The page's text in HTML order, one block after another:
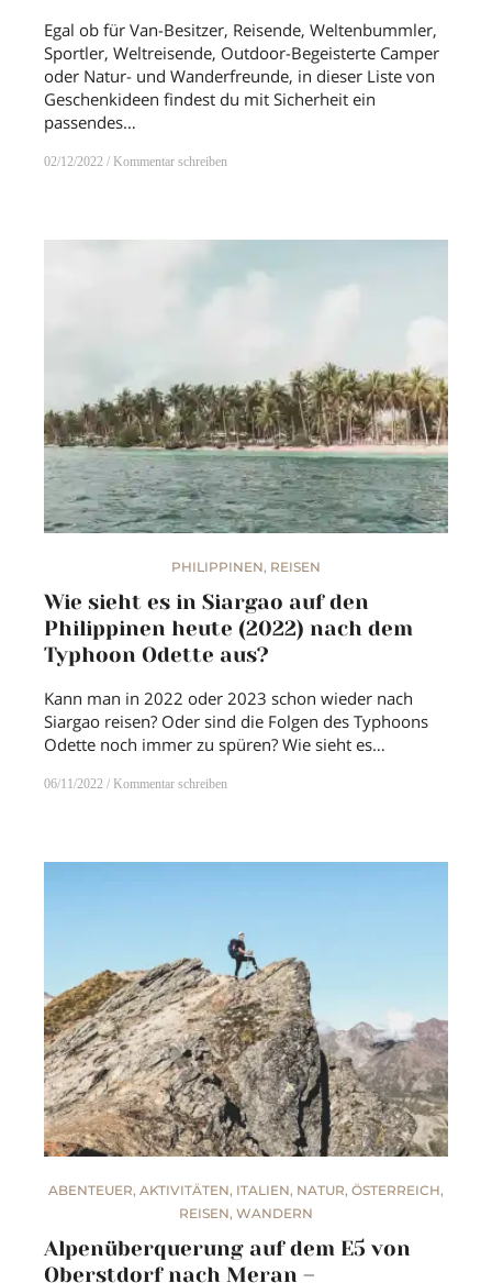
Egal ob für Van-Besitzer, Reisende, Weltenbummler,
Sportler, Weltreisende, Outdoor-Begeisterte Camper
oder Natur- und Wanderfreunde, in dieser Liste von
Geschenkideen findest du mit Sicherheit ein
passendes…
02/12/2022 Kommentar schreiben
PHILIPPINEN, REISEN
Wie sieht es in Siargao auf den
Philippinen heute (2022) nach dem
Typhoon Odette aus?
Kann man in 2022 oder 2023 schon wieder nach
Siargao reisen? Oder sind die Folgen des Typhoons
Odette noch immer zu spüren? Wie sieht es…
06/11/2022 Kommentar schreiben
ABENTEUER, AKTIVITÄTEN, ITALIEN, NATUR, ÖSTERREICH,
REISEN, WANDERN
Alpenüberquerung auf dem E5 von
Oberstdorf nach Meran –